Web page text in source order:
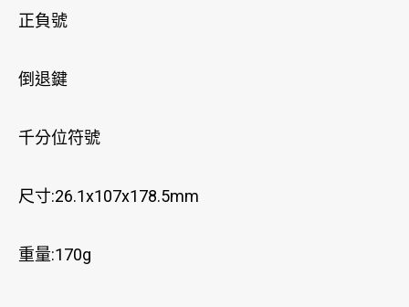
正負號
倒退鍵
千分位符號
尺寸:26.1x107x178.5mm
重量:170g